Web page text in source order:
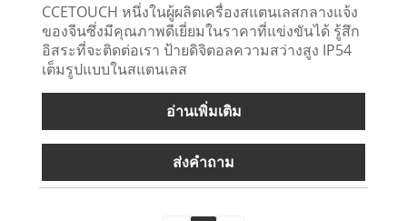
CCETOUCH หนึ่งในผู้ผลิตเครื่องสแตนเลสกลางแจ้ง
ของจีนซึ่งมีคุณภาพดีเยี่ยมในราคาที่แข่งขันได้ รู้สึก
อิสระที่จะติดต่อเรา ป้ายดิจิตอลความสว่างสูง IP54
เต็มรูปแบบในสแตนเลส
อ่านเพิ่มเติม
ส่งคำถาม